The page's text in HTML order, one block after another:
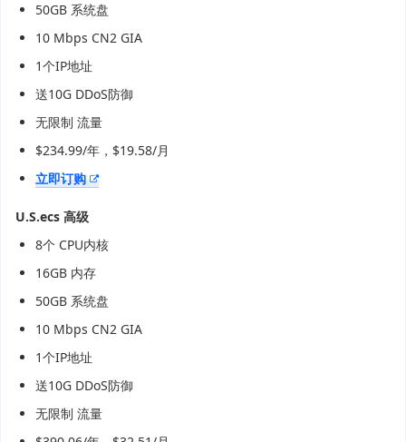
50GB 系统盘
10 Mbps CN2 GIA
1个IP地址
送10G DDoS防御
无限制 流量
$234.99/年，$19.58/月
立即订购
U.S.ecs 高级
8个 CPU内核
16GB 内存
50GB 系统盘
10 Mbps CN2 GIA
1个IP地址
送10G DDoS防御
无限制 流量